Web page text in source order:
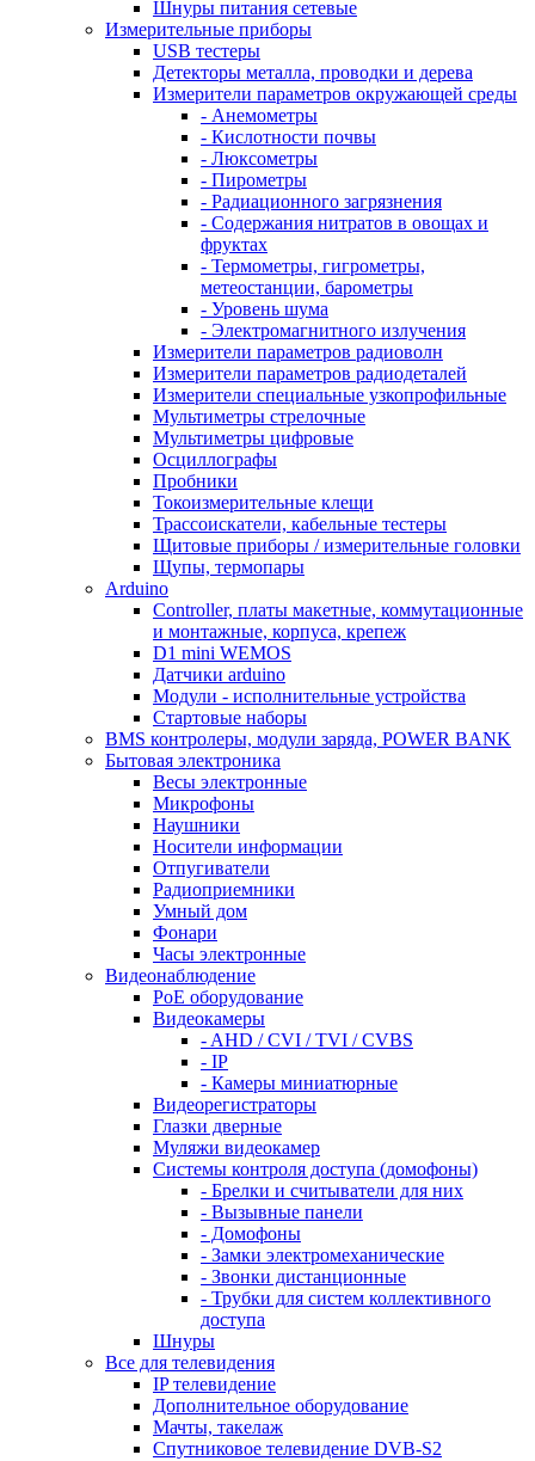
Шнуры питания сетевые
Измерительные приборы
USB тестеры
Детекторы металла, проводки и дерева
Измерители параметров окружающей среды
- Анемометры
- Кислотности почвы
- Люксометры
- Пирометры
- Радиационного загрязнения
- Содержания нитратов в овощах и
фруктах
- Термометры, гигрометры,
метеостанции, барометры
- Уровень шума
- Электромагнитного излучения
Измерители параметров радиоволн
Измерители параметров радиодеталей
Измерители специальные узкопрофильные
Мультиметры стрелочные
Мультиметры цифровые
Осциллографы
Пробники
Токоизмерительные клещи
Трассоискатели, кабельные тестеры
Щитовые приборы / измерительные головки
Щупы, термопары
Arduino
Controller, платы макетные, коммутационные
и монтажные, корпуса, крепеж
D1 mini WEMOS
Датчики arduino
Модули - исполнительные устройства
Стартовые наборы
BMS контролеры, модули заряда, POWER BANK
Бытовая электроника
Весы электронные
Микрофоны
Наушники
Носители информации
Отпугиватели
Радиоприемники
Умный дом
Фонари
Часы электронные
Видеонаблюдение
PoE оборудование
Видеокамеры
- AHD / CVI / TVI / CVBS
- IP
- Камеры миниатюрные
Видеорегистраторы
Глазки дверные
Муляжи видеокамер
Системы контроля доступа (домофоны)
- Брелки и считыватели для них
- Вызывные панели
- Домофоны
- Замки электромеханические
- Звонки дистанционные
- Трубки для систем коллективного
доступа
Шнуры
Все для телевидения
IP телевидение
Дополнительное оборудование
Мачты, такелаж
Спутниковое телевидение DVB-S2